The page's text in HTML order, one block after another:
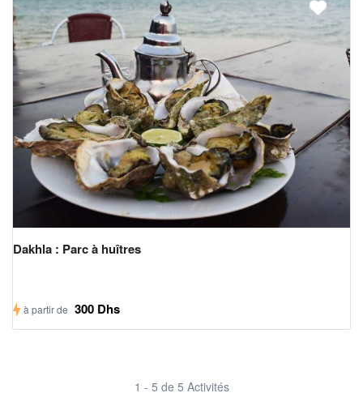
Dakhla : Parc à huîtres
à partir de 300 Dhs
1 - 5 de 5 Activités